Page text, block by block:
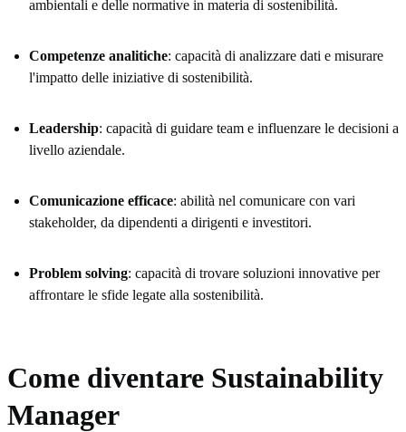
ambientali e delle normative in materia di sostenibilità.
Competenze analitiche: capacità di analizzare dati e misurare
l'impatto delle iniziative di sostenibilità.
Leadership: capacità di guidare team e influenzare le decisioni a
livello aziendale.
Comunicazione efficace: abilità nel comunicare con vari
stakeholder, da dipendenti a dirigenti e investitori.
Problem solving: capacità di trovare soluzioni innovative per
affrontare le sfide legate alla sostenibilità.
Come diventare Sustainability
Manager